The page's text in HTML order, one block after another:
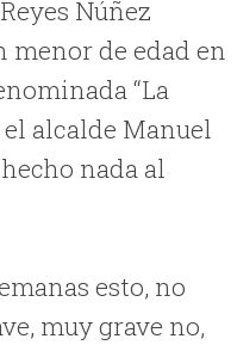
Núñez
menor de edad en
“La
alcalde Manuel
nada al
esto, no
muy grave no,